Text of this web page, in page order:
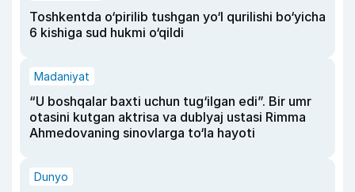
Toshkentda o‘pirilib tushgan yo‘l qurilishi bo‘yicha
6 kishiga sud hukmi o‘qildi
Madaniyat
“U boshqalar baxti uchun tug‘ilgan edi”. Bir umr
otasini kutgan aktrisa va dublyaj ustasi Rimma
Ahmedovaning sinovlarga to‘la hayoti
Dunyo